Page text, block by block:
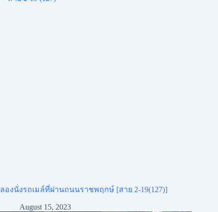
ลองนั่งรถเมล์ที่ผ่านถนนราชพฤกษ์ [สาย 2-19(127)]
August 15, 2023